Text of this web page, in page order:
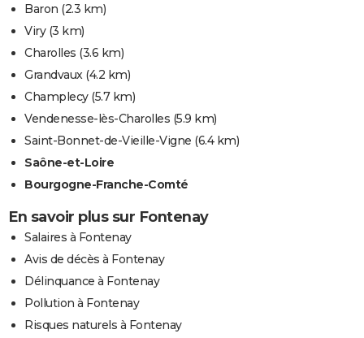
Baron (2.3 km)
Viry(3 km)
Charolles (3.6 km)
Grandvaux (4.2 km)
Champlecy(5.7 km)
Vendenesse-lès-Charolles (5.9 km)
Saint-Bonnet-de-Vieille-Vigne (6.4 km)
Saône-et-Loire
Bourgogne-Franche-Comté
En savoir plus sur Fontenay
Salaires à Fontenay
Avis de décès à Fontenay
Délinquance à Fontenay
Pollution à Fontenay
Risques naturels à Fontenay